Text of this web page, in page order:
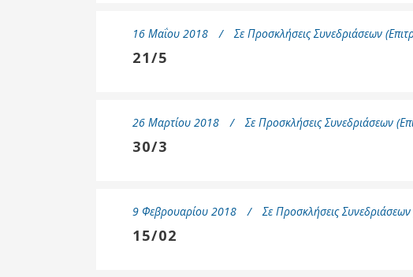
Δημοτικές
16 Μαΐου 2018 Σε Προσκλήσεις Συνεδριάσεων
21/5
26 Μαρτίου 2018 Σε Προσκλήσεις Συνεδριάσεων
30/3
9 Φεβρουαρίου 2018 Σε Προσκλήσεις
15/02